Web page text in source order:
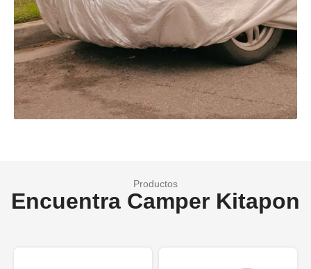
Productos
Encuentra Camper Kitapon